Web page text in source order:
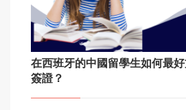
在西班牙的中國留學生如何最
簽證？